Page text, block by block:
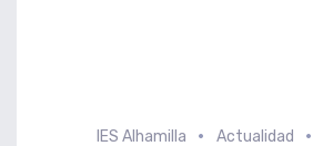
IES Alhamilla Actualidad